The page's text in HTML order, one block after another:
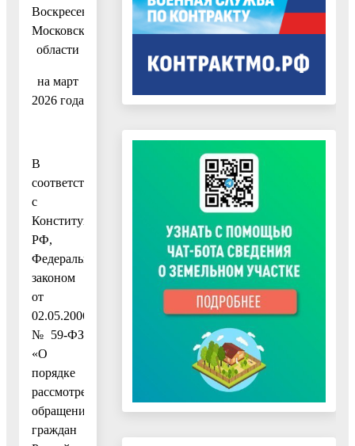
Воскресенск
Московской
области
на март
2026 года
В
соответствии
с
Конституцией
РФ,
Федеральным
законом
от
02.05.2006
№ 59-ФЗ
«О
порядке
рассмотрения
обращений
граждан